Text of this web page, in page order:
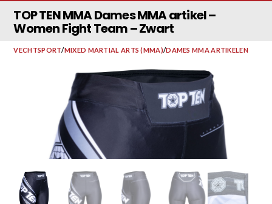
TOP TEN MMA Dames MMA artikel –
Women Fight Team – Zwart
VECHTSPORT/MIXED MARTIAL ARTS (MMA)/DAMES MMA ARTIKELEN